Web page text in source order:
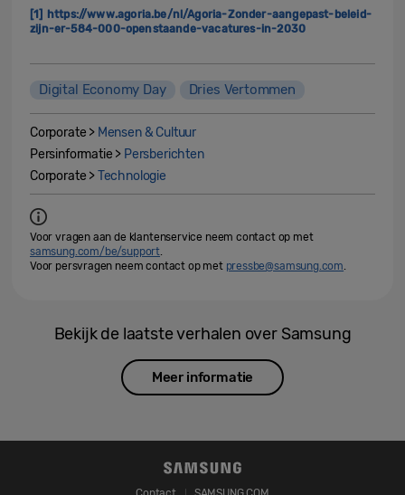
[1]
https://www.agoria.be/nl/Agoria-Zonder-aangepast-beleid-
zijn-er-584-000-openstaande-vacatures-in-2030
Digital Economy Day Dries Vertommen
Corporate > Mensen & Cultuur
Persinformatie > Persberichten
Corporate >Technologie
Voor vragen aan de klantenservice neem contact op met
samsung.com/be/support.
Voor persvragen neem contact op met pressbe@samsung.com.
Bekijk de laatste verhalen over Samsung
Meer informatie